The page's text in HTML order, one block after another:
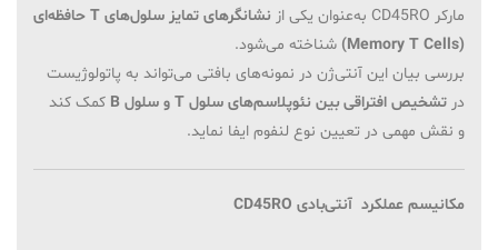
مارکر CD45RO به‌عنوان یکی از
نشانگرهای تمایز سلول‌های T حافظه‌ای
(Memory T Cells)
شناخته می‌شود.
بررسی بیان این آنتی‌ژن در نمونه‌های بافتی می‌تواند به پاتولوژیست
در تشخیص افتراقی بین نئوپلاسم‌های سلول T و سلول B
کمک کند
و نقش مهمی در تعیین نوع لنفوم ایفا نماید.
مکانیسم عملکرد آنتی‌بادی CD45RO